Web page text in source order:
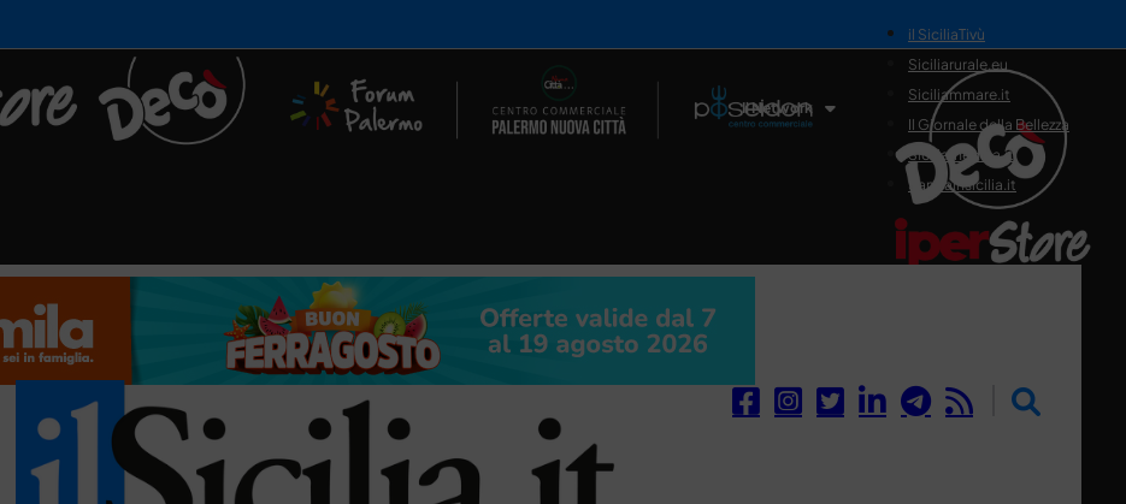
Il Network
il SiciliaTivù
Siciliarurale.eu
Siciliammare.it
Il Giornale della Bellezza
Siciliamedica.it
Sanitainsicilia.it